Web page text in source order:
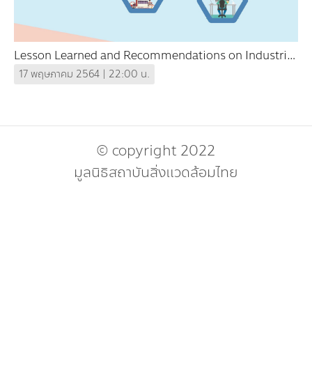
Lesson Learned and Recommendations on Industrial
Environmental Management from Map Ta Phut,
17 พฤษภาคม 2564 | 22:00 น.
© copyright 2022
มูลนิธิสถาบันสิ่งแวดล้อมไทย